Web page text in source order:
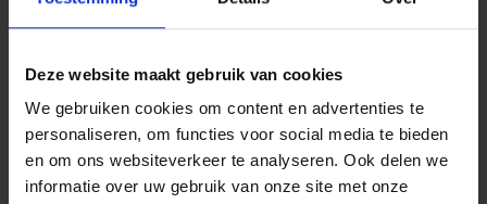
Deze website maakt gebruik van cookies
We gebruiken cookies om content en advertenties te
personaliseren, om functies voor social media te bieden
en om ons websiteverkeer te analyseren. Ook delen we
informatie over uw gebruik van onze site met onze
Datum oprichting:
ISIN: